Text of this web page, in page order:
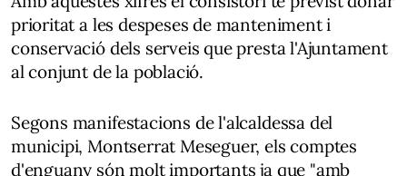
prioritat a les despeses de manteniment i
conservació dels serveis que presta l'Ajuntament
al conjunt de la població.
Segons manifestacions de l'alcaldessa del
municipi, Montserrat Meseguer, els comptes
d'enguany són molt importants ja que "amb